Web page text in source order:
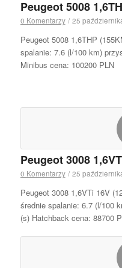
Peugeot 5008
0 Komentarzy / 25
Peugeot 5008 1,6THP
spalanie: 7.6 (l/100 km)
Minibus cena: 100200 PLN
Peugeot 3008
0 Komentarzy / 25
Peugeot 3008 1,6VTi 16V
średnie spalanie: 6.7 (l/100
(s) Hatchback cena: 88700